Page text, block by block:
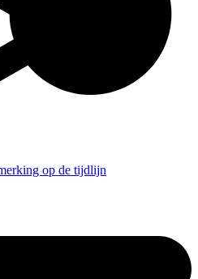
op de tijdlijn